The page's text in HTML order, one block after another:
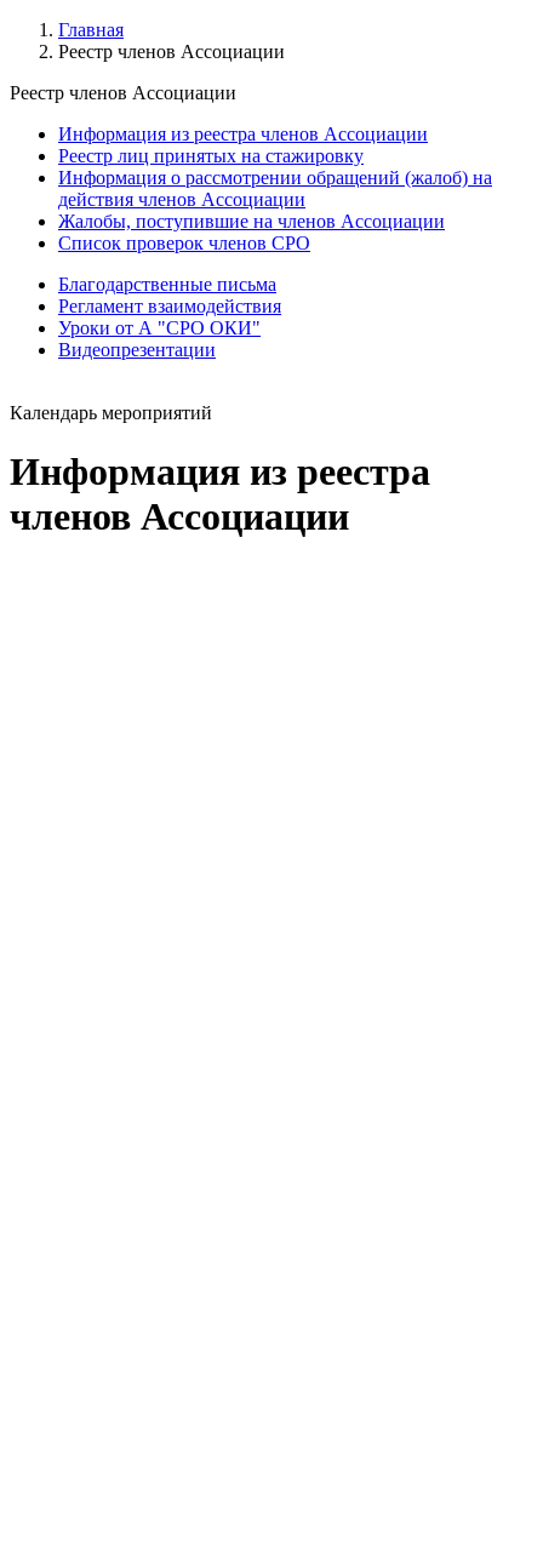
Главная
Реестр членов Ассоциации
Реестр членов Ассоциации
Информация из реестра членов Ассоциации
Реестр лиц принятых на стажировку
Информация о рассмотрении обращений (жалоб) на
действия членов Ассоциации
Жалобы, поступившие на членов Ассоциации
Список проверок членов СРО
Благодарственные письма
Регламент взаимодействия
Уроки от А "СРО ОКИ"
Видеопрезентации
Календарь мероприятий
Информация из реестра
членов Ассоциации